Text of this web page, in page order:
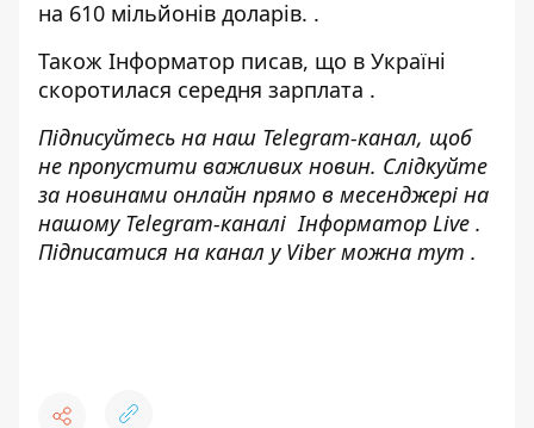
на 610 мільйонів доларів. .
Також Інформатор писав, що в Україні
скоротилася середня зарплата .
Підписуйтесь на наш Telegram-канал, щоб
не пропустити важливих новин. Слідкуйте
за новинами онлайн прямо в месенджері на
нашому Telegram-каналіІнформатор Live .
Підписатися на канал у Viber можна тут .